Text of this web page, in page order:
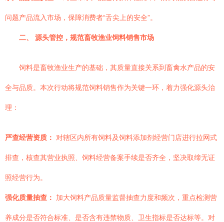
问题产品流入市场，保障消费者“舌尖上的安全”。
二、 源头管控，规范畜牧渔业饲料销售市场
饲料是畜牧渔业生产的基础，其质量直接关系到畜禽水产品的安
全与品质。本次行动将规范饲料销售作为关键一环，着力强化源头治
理：
严查经营资质： 对辖区内所有饲料及饲料添加剂经营门店进行拉网式
排查，核查其营业执照、饲料经营备案手续是否齐全，坚决取缔无证
照经营行为。
强化质量抽查： 加大饲料产品质量监督抽查力度和频次，重点检测营
养成分是否符合标准、是否含有违禁物质、卫生指标是否达标等。对